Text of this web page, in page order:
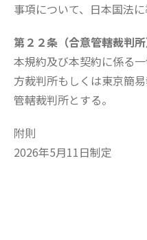
事項について、日本国法に
第２２条（合意管轄裁判所
本規約及び本契約に係る
方裁判所もしくは東京簡
管轄裁判所とする。
附則
2026年5月11日制定